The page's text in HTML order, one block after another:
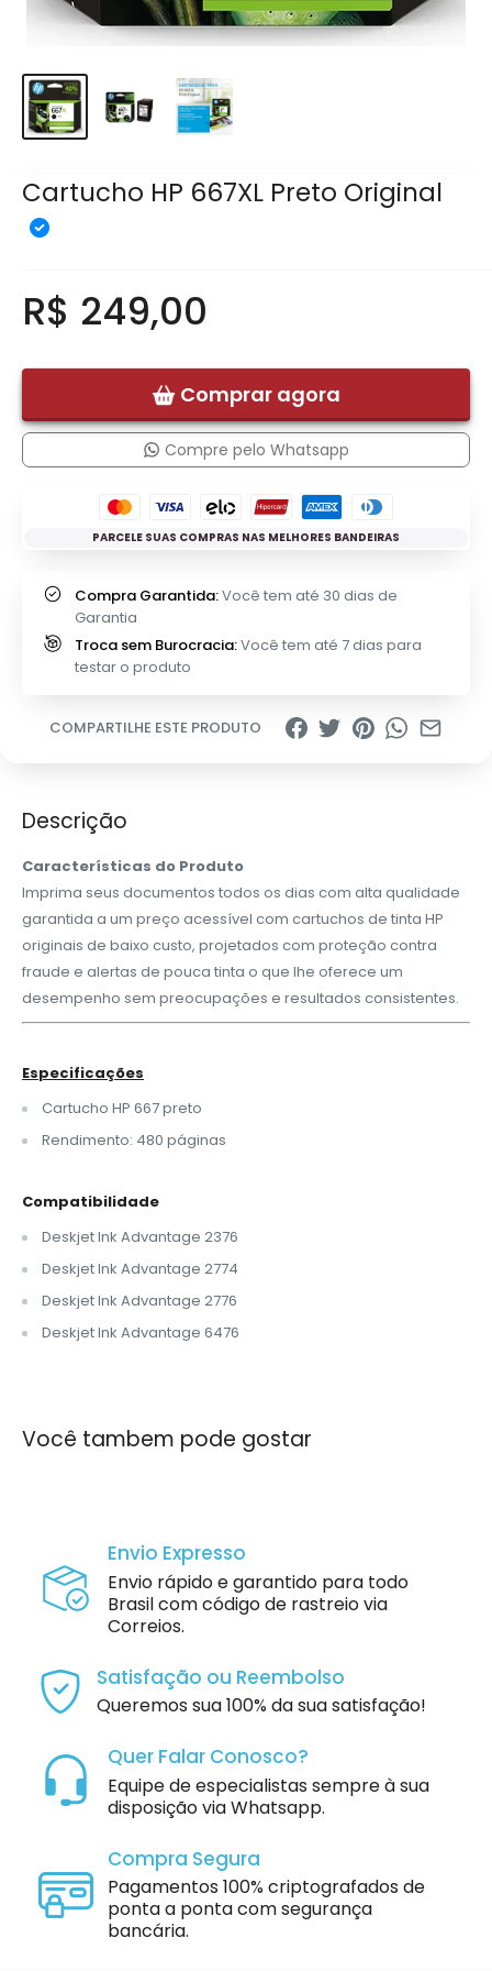
Cartucho HP 667XL Preto Original
R$ 249,00
Comprar agora
Compre pelo Whatsapp
PARCELE SUAS COMPRAS NAS MELHORES BANDEIRAS
Compra Garantida:Você tem até 30 dias de
Garantia
Troca sem Burocracia:Você tem até 7 dias para
testar o produto
COMPARTILHE ESTE PRODUTO
Descrição
Características do Produto
Imprima seus documentos todos os dias com alta qualidade
garantida a um preço acessível com cartuchos de tinta HP
originais de baixo custo, projetados com proteção contra
fraude e alertas de pouca tinta o que lhe oferece um
desempenho sem preocupações e resultados consistentes.
Especificações
Cartucho HP 667 preto
Rendimento: 480 páginas
Compatibilidade
Deskjet Ink Advantage 2376
Deskjet Ink Advantage 2774
Deskjet Ink Advantage 2776
Deskjet Ink Advantage 6476
Você tambem pode gostar
Envio Expresso
Envio rápido e garantido para todo
Brasil com código de rastreio via
Correios.
Satisfação ou Reembolso
Queremos sua 100% da sua satisfação!
Quer Falar Conosco?
Equipe de especialistas sempre à sua
disposição via Whatsapp.
Compra Segura
Pagamentos 100% criptografados de
ponta a ponta com segurança
bancária.